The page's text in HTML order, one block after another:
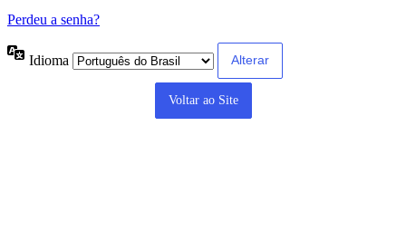
Perdeu a senha?
Idioma
Voltar ao Site